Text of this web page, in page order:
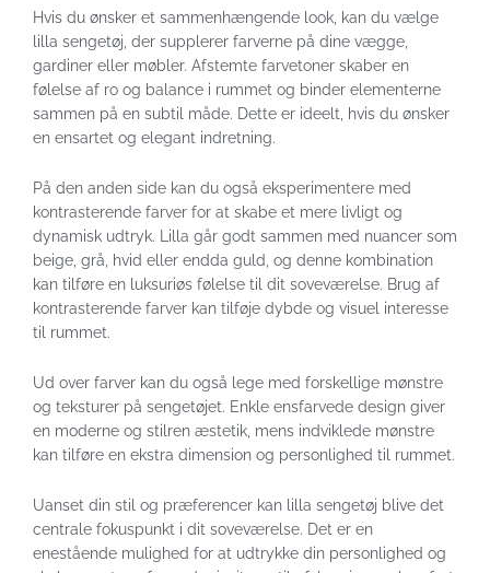
Hvis du ønsker et sammenhængende look, kan du vælge
lilla sengetøj, der supplerer farverne på dine vægge,
gardiner eller møbler. Afstemte farvetoner skaber en
følelse af ro og balance i rummet og binder elementerne
sammen på en subtil måde. Dette er ideelt, hvis du ønsker
en ensartet og elegant indretning.
På den anden side kan du også eksperimentere med
kontrasterende farver for at skabe et mere livligt og
dynamisk udtryk. Lilla går godt sammen med nuancer som
beige, grå, hvid eller endda guld, og denne kombination
kan tilføre en luksuriøs følelse til dit soveværelse. Brug af
kontrasterende farver kan tilføje dybde og visuel interesse
til rummet.
Ud over farver kan du også lege med forskellige mønstre
og teksturer på sengetøjet. Enkle ensfarvede design giver
en moderne og stilren æstetik, mens indviklede mønstre
kan tilføre en ekstra dimension og personlighed til rummet.
Uanset din stil og præferencer kan lilla sengetøj blive det
centrale fokuspunkt i dit soveværelse. Det er en
enestående mulighed for at udtrykke din personlighed og